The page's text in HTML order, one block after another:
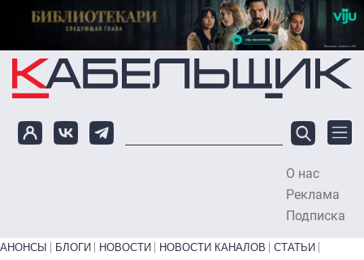
Перейти к основному содержанию
О нас
Реклама
Подписка
Primary links bottom
АНОНСЫ БЛОГИ НОВОСТИ НОВОСТИ КАНАЛОВ
СТАТЬИ